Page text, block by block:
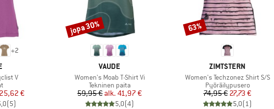
+2
V
hinta
25,62 €
(5)
MERKKI
VAUDE
Tuote
Women's Moab T-Shirt Vi
Tuoteryhmä
Tekninen paita
Hinta
59,95 € Alennettu hinta
alk. 41,97 €
5,0(4)
Alennus
jopa 30%
MERKKI
ZIMTSTERN
Tuote
Women's Techzonez Shirt S/S
Tuoteryhmä
Pyöräilypusero
Hinta
74,95 €Alennettu hinta
27,73 €
5,0(1)
Alennus
63%